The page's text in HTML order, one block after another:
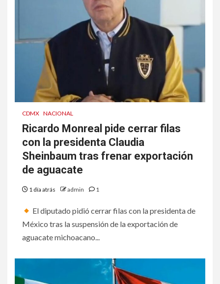
CDMX NACIONAL
Ricardo Monreal pide cerrar filas
con la presidenta Claudia
Sheinbaum tras frenar exportación
de aguacate
1 día atrás admin 1
El diputado pidió cerrar filas con la presidenta de
México tras la suspensión de la exportación de
aguacate michoacano...